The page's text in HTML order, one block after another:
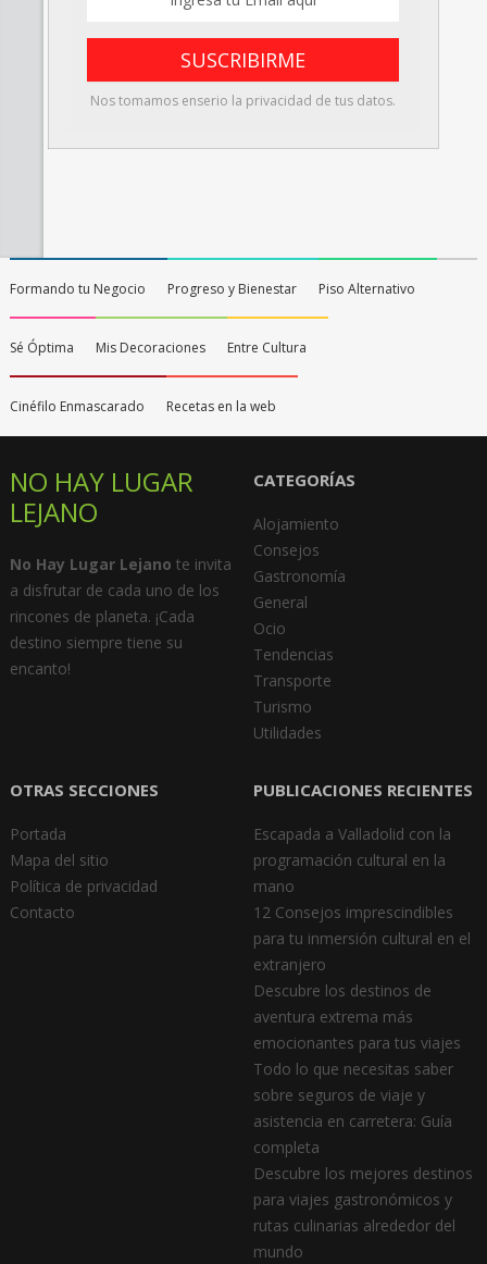
Nos tomamos enserio la privacidad de tus datos.
Formando tu Negocio Progreso y Bienestar Piso Alternativo
Sé Óptima Mis Decoraciones Entre Cultura
Cinéfilo Enmascarado Recetas en la web
NO HAY LUGAR
LEJANO
No Hay Lugar Lejano te invita
a disfrutar de cada uno de los
rincones de planeta. ¡Cada
destino siempre tiene su
encanto!
CATEGORÍAS
Alojamiento
Consejos
Gastronomía
General
Ocio
Tendencias
Transporte
Turismo
Utilidades
OTRAS SECCIONES
Portada
Mapa del sitio
Política de privacidad
Contacto
PUBLICACIONES RECIENTES
Escapada a Valladolid con la
programación cultural en la
mano
12 Consejos imprescindibles
para tu inmersión cultural en el
extranjero
Descubre los destinos de
aventura extrema más
emocionantes para tus viajes
Todo lo que necesitas saber
sobre seguros de viaje y
asistencia en carretera: Guía
completa
Descubre los mejores destinos
para viajes gastronómicos y
rutas culinarias alrededor del
mundo